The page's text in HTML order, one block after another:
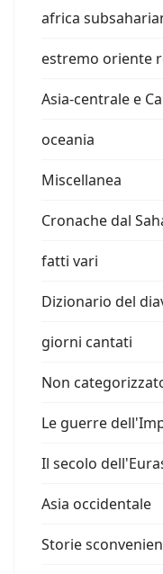
africa
estremo oriente
Asia-centrale e
oceania
Miscellanea
Cronache dal
fatti vari
Dizionario del
giorni cantati
Non
Le guerre
Il secolo
Asia occidentale
Storie